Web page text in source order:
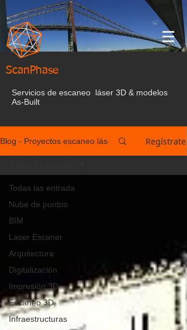
ScanPhase
Servicios de escaneo láser 3D & modelos
As-Built
Blog - Proyectos escaneo láser España Regístrate
Todas las entrada
Nube de puntos
BIM
Laser Escaner
Arquitectura
Digitalización
Impresión 3D
Escaneo 3D
Infraestructuras